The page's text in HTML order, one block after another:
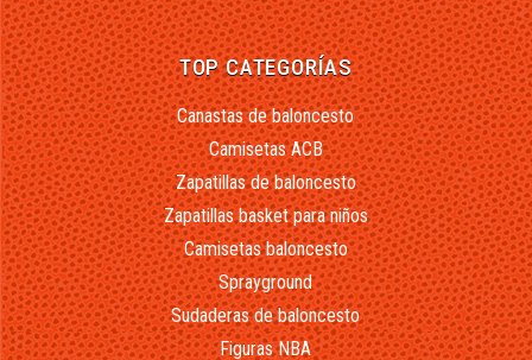
TOP CATEGORÍAS
Canastas de baloncesto
Camisetas ACB
Zapatillas de baloncesto
Zapatillas basket para niños
Camisetas baloncesto
Sprayground
Sudaderas de baloncesto
Figuras NBA